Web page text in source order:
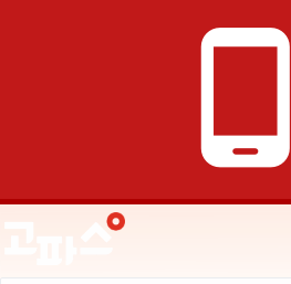
phone_android